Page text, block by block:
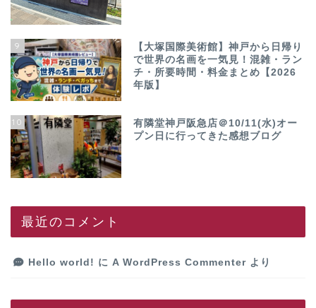
9
【大塚国際美術館】神戸から日帰り
で世界の名画を一気見！混雑・ラン
チ・所要時間・料金まとめ【2026
年版】
10
有隣堂神戸阪急店＠10/11(水)オー
プン日に行ってきた感想ブログ
最近のコメント
Hello world! に A WordPress Commenter より